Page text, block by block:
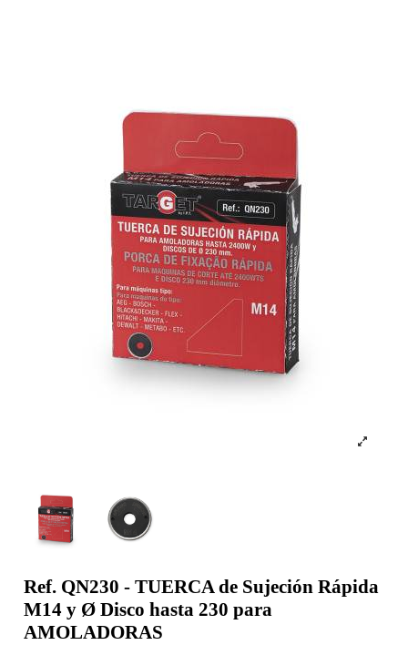
Ref. QN230 - TUERCA de Sujeción Rápida
M14 y Ø Disco hasta 230 para
AMOLADORAS